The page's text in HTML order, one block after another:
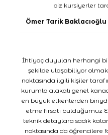
biz kursiyerler
Ömer Tarik Baklacıoğlu
İhtiyaç duyulan herhangi
şekilde ulaşabiliyor
noktasında ilgili kişiler
kurumla alakalı genel
en büyük etkenlerden
etme fırsatı bulduğumuz
teknik detaylara sadık
noktasında da öğrencilere